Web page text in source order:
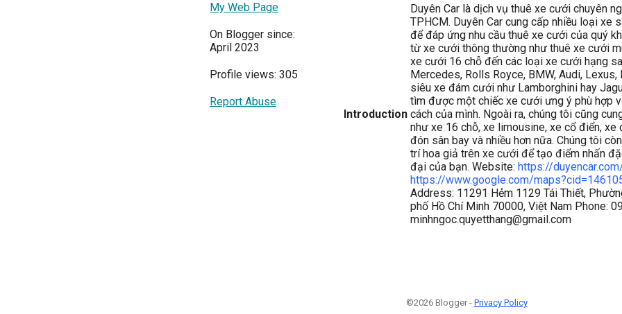
My Web Page
On Blogger since:
April 2023
Profile views: 305
Report Abuse
Introduction
Duyên Car là dịch vụ thuê xe cưới chuyên
TPHCM. Duyên Car cung cấp nhiều loại xe
để đáp ứng nhu cầu thuê xe cưới của quý
từ xe cưới thông thường như thuê xe cưới
xe cưới 16 chỗ đến các loại xe cưới hạng
Mercedes, Rolls Royce, BMW, Audi, Lexus,
siêu xe đám cưới như Lamborghini hay
tìm được một chiếc xe cưới ưng ý phù hợp
cách của mình. Ngoài ra, chúng tôi cũng
như xe 16 chỗ, xe limousine, xe cổ điển,
đón sân bay và nhiều hơn nữa. Chúng tôi
trí hoa giả trên xe cưới để tạo điểm nhấn
đại của bạn. Website: https://
https://www.google.com/
Address: 11291 Hẻm 1129 Tái Thiết,
phố Hồ Chí Minh 70000, Việt Nam Phone:
minhngoc.quyetthang@gmail.com
©2026 Blogger - Privacy Policy